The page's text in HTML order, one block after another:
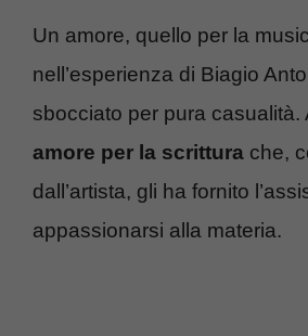
Un amore, quello per la
nell’esperienza di Biagio
sbocciato per pura casualità.
amore per la scrittura che,
dall’artista, gli ha fornito
appassionarsi alla materia.